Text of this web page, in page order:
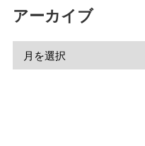
アーカイブ